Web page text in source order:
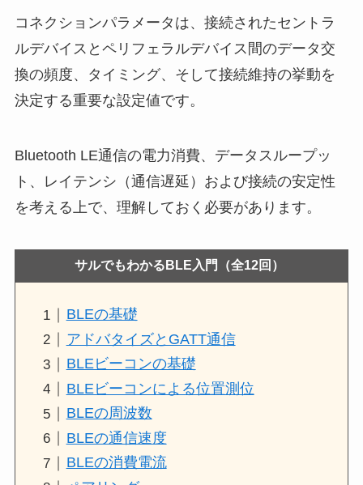
コネクションパラメータは、接続されたセントラ
ルデバイスとペリフェラルデバイス間のデータ交
換の頻度、タイミング、そして接続維持の挙動を
決定する重要な設定値です。
Bluetooth LE通信の電力消費、データスループッ
ト、レイテンシ（通信遅延）および接続の安定性
を考える上で、理解しておく必要があります。
サルでもわかるBLE入門（全12回）
BLEの基礎
アドバタイズとGATT通信
BLEビーコンの基礎
BLEビーコンによる位置測位
BLEの周波数
BLEの通信速度
BLEの消費電流